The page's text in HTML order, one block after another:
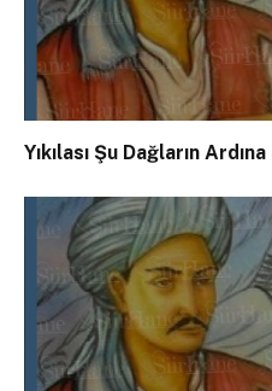
Yıkılası Şu Dağların